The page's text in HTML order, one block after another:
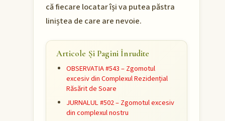
că fiecare locatar își va putea păstra
liniștea de care are nevoie.
Articole Și Pagini Înrudite
OBSERVATIA #543 – Zgomotul
excesiv din Complexul Rezidențial
Răsărit de Soare
JURNALUL #502 – Zgomotul excesiv
din complexul nostru